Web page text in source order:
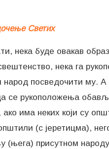
Светих
нека буде овакав
нека га
посведочити му.
се рукоположења
ако има неких који су
(с јеретицма),
(њега) присутном